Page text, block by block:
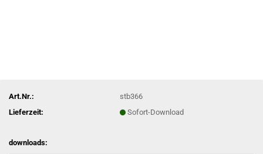
Art.Nr.:
stb366
Lieferzeit:
Sofort-Download
downloads: